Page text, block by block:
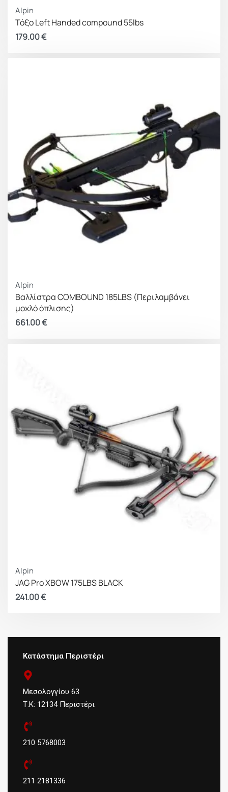
Alpin
Τόξο Left Handed compound 55lbs
179.00€
Alpin
Βαλλίστρα COMBOUND 185LBS (Περιλαμβάνει
μοχλό όπλισης)
661.00€
Alpin
JAG Pro XBOW 175LBS BLACK
241.00€
Κατάστημα Περιστέρι
Μεσολογγίου 63
Τ.Κ: 12134 Περιστέρι
210 5768003
211 2181336